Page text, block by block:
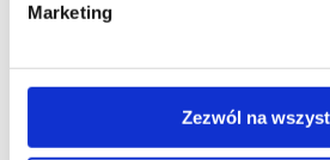
Marketing
Zezwól na
Gniazda wtyczkowe
Łączniki i przyciski
Płytki i moduły pod
Produkty wycofane z oferty